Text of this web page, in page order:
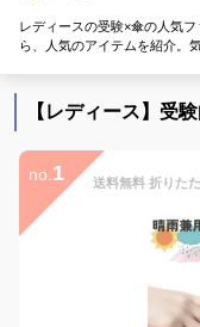
レディースの受験×傘の人気
ら、人気のアイテムを紹介。
【レディース】受
no. 1